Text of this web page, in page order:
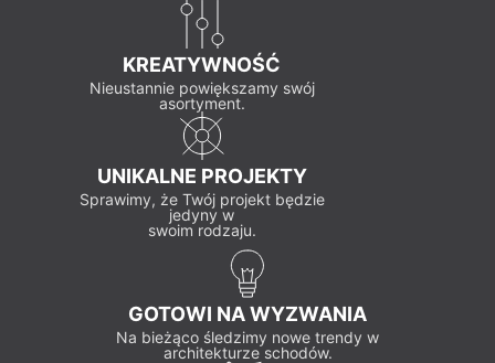
KREATYWNOŚĆ
Nieustannie powiększamy swój
asortyment.
UNIKALNE PROJEKTY
Sprawimy, że Twój projekt będzie
jedyny w
swoim rodzaju.
GOTOWI NA WYZWANIA
Na bieżąco śledzimy nowe trendy w
architekturze schodów.